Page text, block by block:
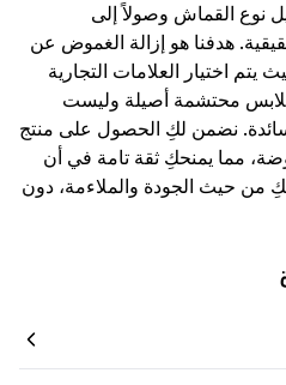
نوع القماش وصولاً إلى
هدفنا هو إزالة الغموض عن
يتم اختيار العلامات التجارية
ملابس محتشمة أصيلة وليست
نضمن لكِ الحصول على منتج
مما يمنحكِ ثقة تامة في أن
من حيث الجودة والملاءمة، دون